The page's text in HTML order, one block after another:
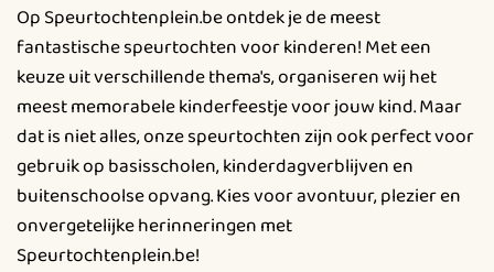
Op Speurtochtenplein.be ontdek je de meest
fantastische speurtochten voor kinderen! Met een
keuze uit verschillende thema's, organiseren wij het
meest memorabele kinderfeestje voor jouw kind. Maar
dat is niet alles, onze speurtochten zijn ook perfect voor
gebruik op basisscholen, kinderdagverblijven en
buitenschoolse opvang. Kies voor avontuur, plezier en
onvergetelijke herinneringen met
Speurtochtenplein.be!